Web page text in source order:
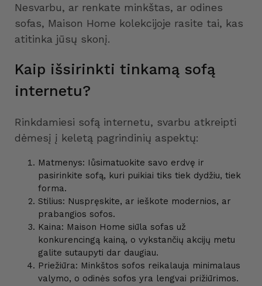
Nesvarbu, ar renkate minkštas, ar odines
sofas, Maison Home kolekcijoje rasite tai, kas
atitinka jūsų skonį.
Kaip išsirinkti tinkamą sofą
internetu?
Rinkdamiesi sofą internetu, svarbu atkreipti
dėmesį į keletą pagrindinių aspektų:
Matmenys: Iůsimatuokite savo erdvę ir
pasirinkite sofą, kuri puikiai tiks tiek dydžiu, tiek
forma.
Stilius: Nuspręskite, ar ieškote modernios, ar
prabangios sofos.
Kaina: Maison Home siūla sofas už
konkurencingą kainą, o vykstančių akcijų metu
galite sutaupyti dar daugiau.
Priežiūra: Minkštos sofos reikalauja minimalaus
valymo, o odinės sofos yra lengvai prižiūrimos.